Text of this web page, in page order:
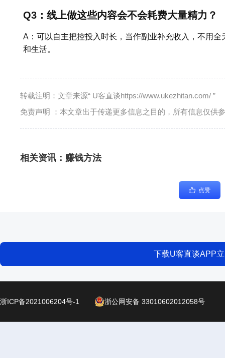
Q3：线上做这些内容会不会耗费大量精力？
A：可以自主把控投入时长，当作副业补充收入，不用
和生活。
转载注明：文章来源“ U客直谈https://www.ukezhitan.com/ ”
免责声明 ：本文章出于传递更多信息之目的，所有信息仅供
相关资讯： 赚钱方法
点赞
下载U客直谈APP
浙ICP备2021006204号-1 浙公网安备 33010602012058号